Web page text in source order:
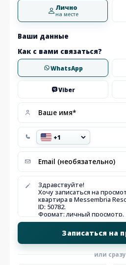
Лично
на месте
Ваши данные
Как с вами связаться?
WhatsApp
Viber
или сразу